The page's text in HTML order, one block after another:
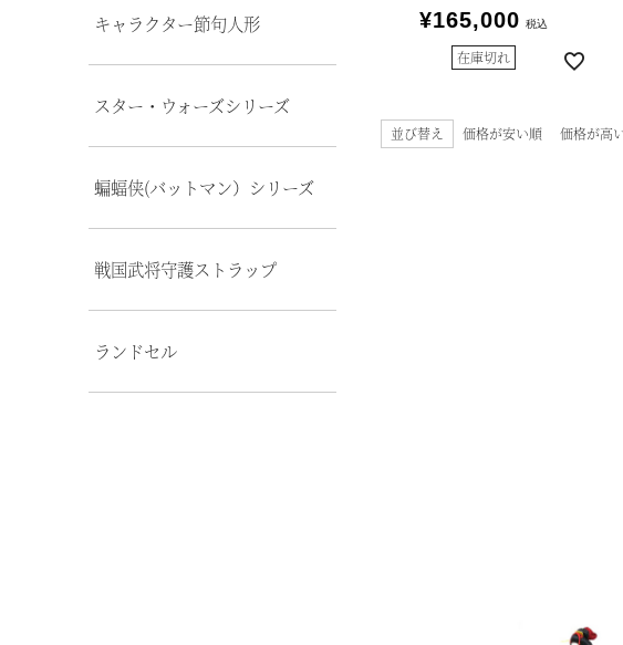
キャラクター節句人形
スター・ウォーズシリーズ
蝙蝠侠(バットマン）シリーズ
戦国武将守護ストラップ
ランドセル
¥165,000 税込
在庫切れ
並び替え 価格が安い順 価格が高